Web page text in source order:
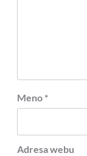
Meno *
Adresa webu